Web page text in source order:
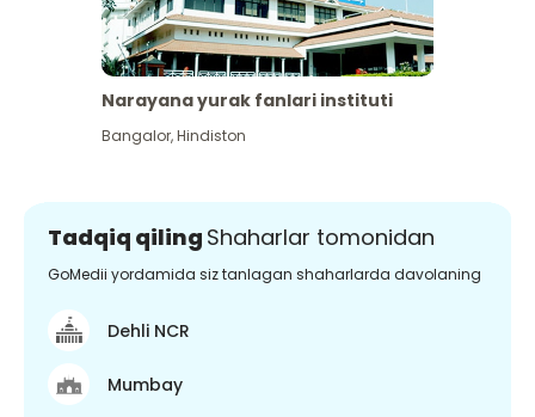
Narayana yurak fanlari instituti
Bangalor,Hindiston
Tadqiq qiling Shaharlar tomonidan
GoMedii yordamida siz tanlagan shaharlarda davolaning
Dehli NCR
Mumbay